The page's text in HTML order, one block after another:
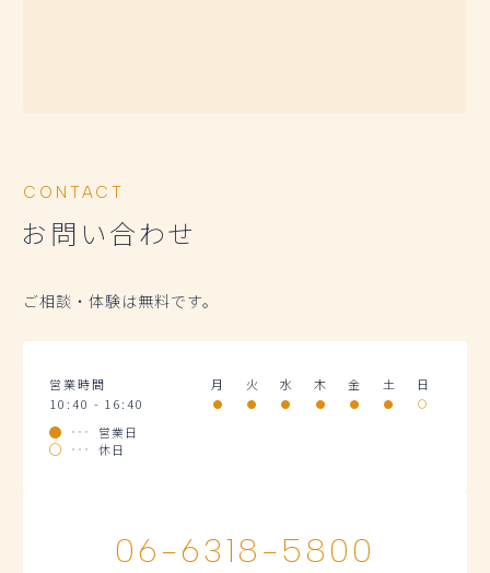
CONTACT
お問い合わせ
ご相談・体験は無料です。
営業時間 月 火 水 木 金 土
日
10:40 - 16:40
営業日
休日
06-6318-5800